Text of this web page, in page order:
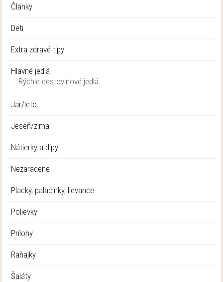
Články
Deti
Extra zdravé tipy
Hlavné jedlá
Rýchle cestovinové jedlá
Jar/leto
Jeseň/zima
Nátierky a dipy
Nezaradené
Placky, palacinky, lievance
Polievky
Prílohy
Raňajky
Šaláty